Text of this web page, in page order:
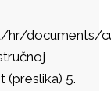
hr/documents/
(preslika) 5.